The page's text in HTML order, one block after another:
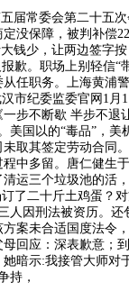
常委会第二十五
保障，被判补偿
少，让两边签字
。职场上别轻信
任职务。上海黄
纪委监委官网1
不断歇 半步不
国以的“毒品”，
其签定劳动合同
多留。唐仁健生
运三个垃圾池的
了二十斤土鸡蛋
因刑法被资历。
案未合适国度法
回应：深表歉意
示:我接管大师
持，